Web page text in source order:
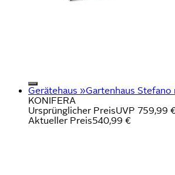
Gerätehaus »Gartenhaus Stefano
KONIFERA
Ursprünglicher PreisUVP 759,99
Aktueller Preis540,99 €